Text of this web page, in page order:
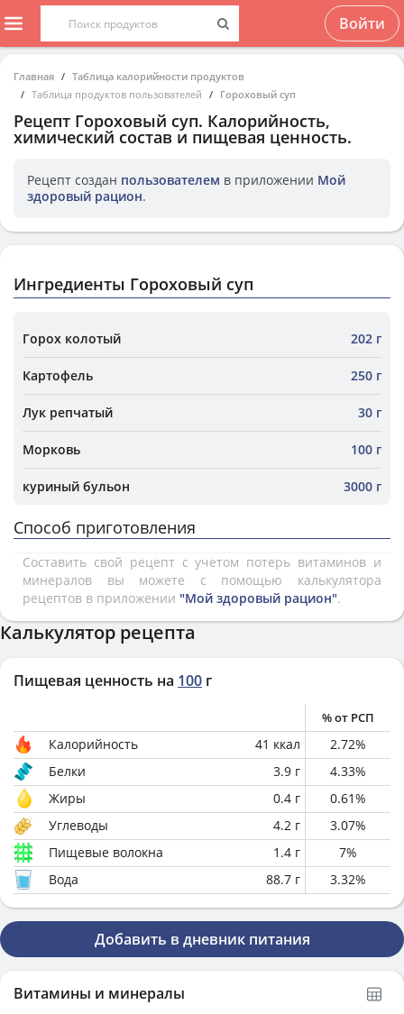
Войти
Главная
Таблица калорийности продуктов
Таблица продуктов пользователей
Гороховый суп
Рецепт Гороховый суп. Калорийность,
химический состав и пищевая ценность.
Рецепт создан пользователем в приложении Мой
здоровый рацион.
Ингредиенты Гороховый суп
Горох колотый 202 г
Картофель 250 г
Лук репчатый 30 г
Морковь 100 г
куриный бульон 3000 г
Способ приготовления
Составить свой рецепт с учетом потерь витаминов и
минералов вы можете с помощью калькулятора
рецептов в приложении "Мой здоровый рацион".
Калькулятор рецепта
Пищевая ценность на 100 г
% от РСП
Калорийность 41 ккал 2.72%
Белки
3.9 г 4.33%
Жиры
0.4 г 0.61%
Углеводы
4.2 г 3.07%
Пищевые волокна
1.4 г 7%
Вода
88.7 г 3.32%
Добавить в дневник питания
Витамины и минералы